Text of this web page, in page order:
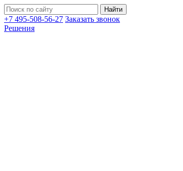
+7 495-508-56-27 Заказать звонок
Решения